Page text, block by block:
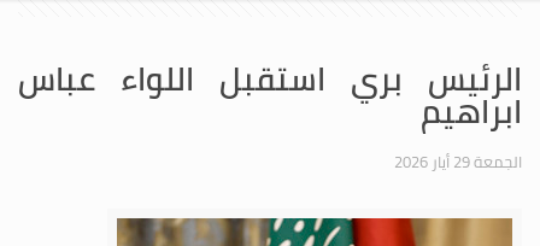
الرئيس بري استقبل اللواء عباس
ابراهيم
الجمعة 29 أيار 2026